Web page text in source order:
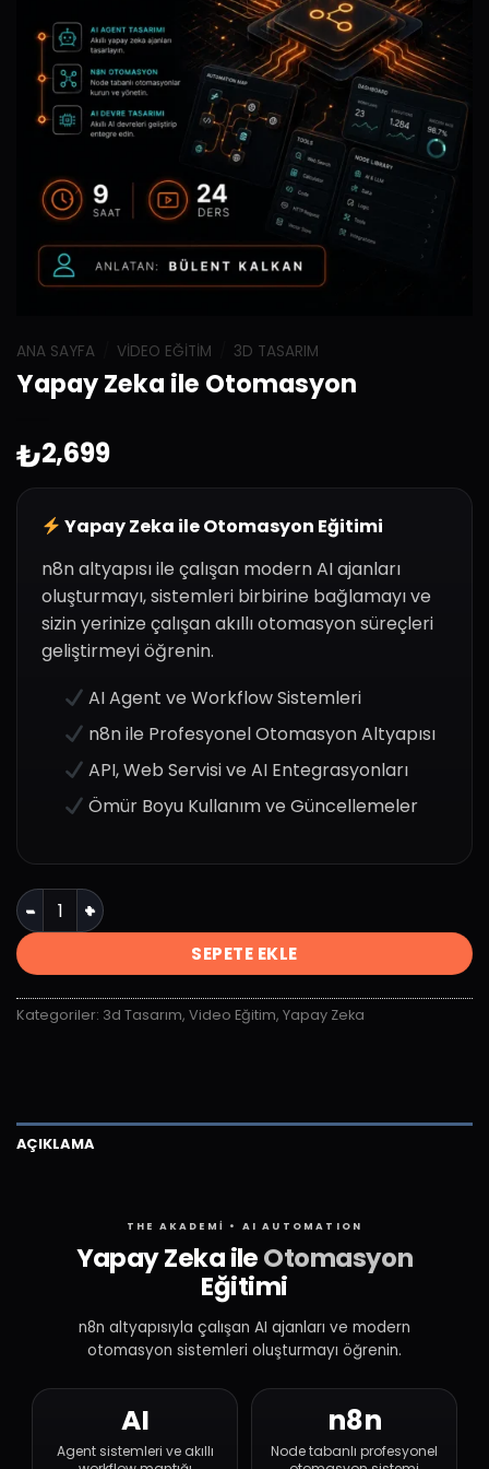
ANA SAYFA VIDEO EĞITIM 3D TASARIM
Yapay Zeka ile Otomasyon
₺2,699
Yapay Zeka ile Otomasyon Eğitimi
n8n altyapısı ile çalışan modern AI ajanları
oluşturmayı, sistemleri birbirine bağlamayı ve
sizin yerinize çalışan akıllı otomasyon süreçleri
geliştirmeyi öğrenin.
AI Agent ve Workflow Sistemleri
n8n ile Profesyonel Otomasyon Altyapısı
API, Web Servisi ve AI Entegrasyonları
Ömür Boyu Kullanım ve Güncellemeler
Yapay Zeka ile Otomasyon adet
SEPETE EKLE
Kategoriler: 3d Tasarım, Video Eğitim, Yapay Zeka
AÇIKLAMA
THE AKADEMİ • AI AUTOMATION
Yapay Zeka ileOtomasyon
Eğitimi
n8n altyapısıyla çalışan AI ajanları ve modern
otomasyon sistemleri oluşturmayı öğrenin.
AI
Agent sistemleri ve akıllı
n8n
Node tabanlı profesyonel